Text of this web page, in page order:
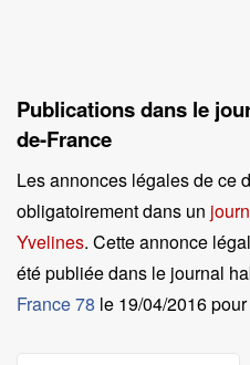
Publications dans le
de-France
Les annonces légales de ce
obligatoirement dans un
Yvelines. Cette annonce
été publiée dans le journal
France 78 le 19/04/2016